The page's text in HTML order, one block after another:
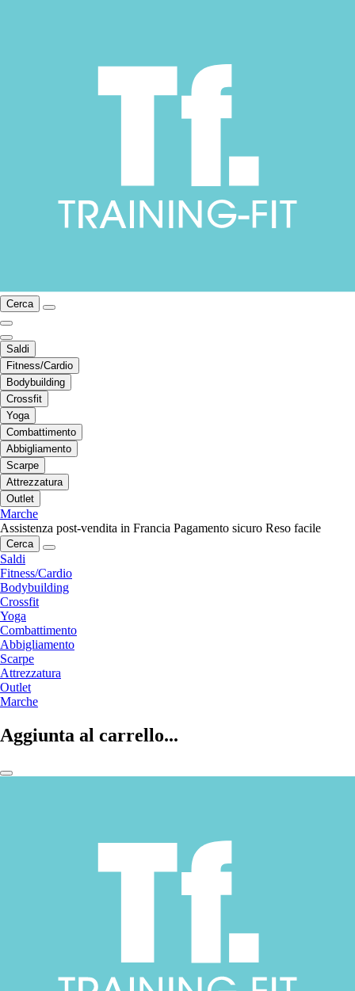
Cerca
Saldi
Fitness/Cardio
Bodybuilding
Crossfit
Yoga
Combattimento
Abbigliamento
Scarpe
Attrezzatura
Outlet
Marche
Assistenza post-vendita in Francia Pagamento sicuro Reso facile
Cerca
Saldi
Fitness/Cardio
Bodybuilding
Crossfit
Yoga
Combattimento
Abbigliamento
Scarpe
Attrezzatura
Outlet
Marche
Aggiunta al carrello...